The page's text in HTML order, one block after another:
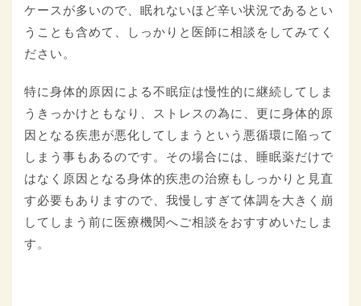
ケースが多いので、眠れないほど辛い状況であるとい
うことも含めて、しっかりと医師に相談をしてみてく
ださい。
特に身体的原因による不眠症は慢性的に継続してしま
うきっかけともなり、ストレスの為に、更に身体的原
因となる疾患が悪化してしまうという悪循環に陥って
しまう事もあるのです。その場合には、睡眠薬だけで
はなく原因となる身体的疾患の治療もしっかりと見直
す必要もありますので、我慢しすぎて体調を大きく崩
してしまう前に医療機関へご相談をおすすめいたしま
す。